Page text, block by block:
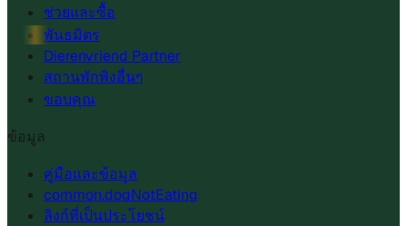
ช่วยและซื้อ
พันธมิตร
Dierenvriend Partner
สถานพักพิงอื่นๆ
ขอบคุณ
ข้อมูล
คู่มือและข้อมูล
common.dogNotEating
ลิงก์ที่เป็นประโยชน์